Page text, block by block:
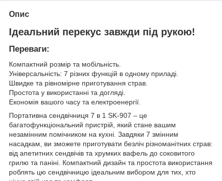
Опис
Ідеальний перекус завжди під рукою!
Переваги:
Компактний розмір та мобільність.
Універсальність: 7 різних функцій в одному приладі.
Швидке та рівномірне приготування страв.
Простота у використанні та догляді.
Економія вашого часу та електроенергії.
Портативна сендвічниця 7 в 1 SK-907 – це
багатофункціональний пристрій, який стане вашим
незамінним помічником на кухні. Завдяки 7 змінним
насадкам, ви зможете приготувати безліч різноманітних страв:
від апетитних сендвічів та хрумких вафель до соковитого
грилю та паніні. Компактний дизайн та простота використання
роблять цю сендвічницю ідеальним вибором для тих, хто